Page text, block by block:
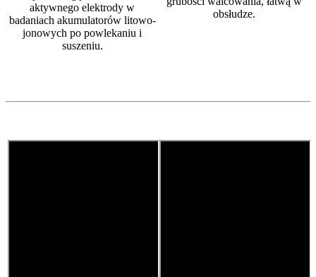
aktywnego elektrody w
badaniach akumulatorów litowo-
jonowych po powlekaniu i
suszeniu.
obsłudze.